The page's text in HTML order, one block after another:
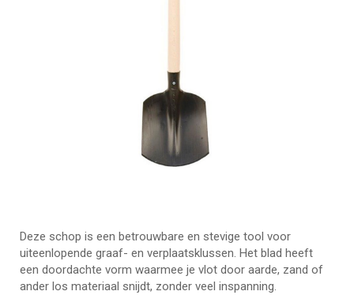
Deze schop is een betrouwbare en stevige tool voor
uiteenlopende graaf- en verplaatsklussen. Het blad heeft
een doordachte vorm waarmee je vlot door aarde, zand of
ander los materiaal snijdt, zonder veel inspanning.